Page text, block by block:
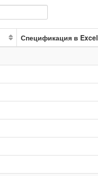
Спецификация в Excel